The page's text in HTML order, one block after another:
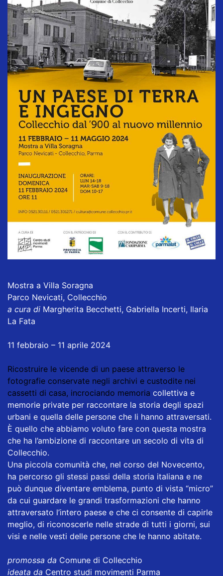
Mostra a Villa Soragna
Parco Nevicati, Collecchio
a cura di Margherita Becchetti, Gabriella Incerti, Ilaria
La Fata
11 febbraio – 11 aprile 2024
Ricostruire le vicende di un paese attraverso le
fotografie conservate negli archivi e custodite nei
cassetti di casa, incrociando memoria collettiva e
memorie private per raccontare la storia degli spazi
urbani e quella delle persone che li hanno attraversati.
È quello che abbiamo voluto fare con questa mostra
che ha l’ambizione di raccontare un secolo di vita di
Collecchio.
Una piccola comunità che, nel corso del Novecento,
ha percorso gli stessi passi della storia italiana e ne
può dunque diventare emblema, punto di vista “micro”
da cui guardare le grandi trasformazioni che hanno
attraversato l’intero paese e che ci consente di capirle
meglio, di riconoscerle nelle strade di tutti i giorni, sui
visi e nelle vesti delle persone che le hanno abitate.
promossa da Comune di Collecchio
ideata da Centro studi movimenti Parma